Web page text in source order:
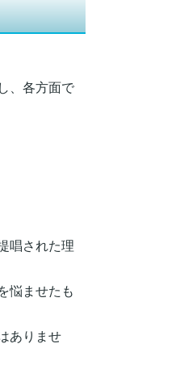
、各方面で
唱された理
悩ませたも
ありませ